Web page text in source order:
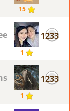
15
1233
1
1233
1